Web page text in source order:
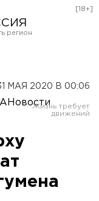
[18+]
МАЯ 2020 В 00:06